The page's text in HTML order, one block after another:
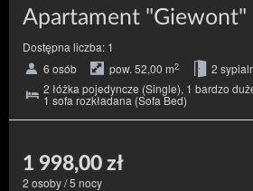
Apartament "Giewont"
Dostępna liczba: 1
6 osób
pow. 52,00 m2
2
2 łóżka pojedyncze (Single), 1 bardzo
1 sofa rozkładana (Sofa Bed)
1 998,00 zł
2 osoby / 5 nocy